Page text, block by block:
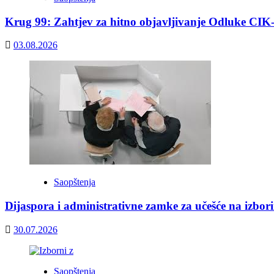
Krug 99: Zahtjev za hitno objavljivanje Odluke
03.08.2026
Saopštenja
Dijaspora i administrativne zamke za učešće na
30.07.2026
Saopštenja